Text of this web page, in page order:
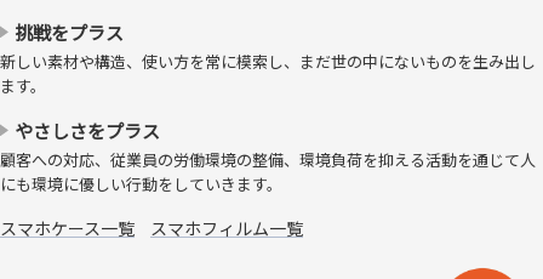
挑戦をプラス
新しい素材や構造、使い方を常に模索し、まだ世の中にないものを生み出し
ます。
やさしさをプラス
顧客への対応、従業員の労働環境の整備、環境負荷を抑える活動を通じて人
にも環境に優しい行動をしていきます。
スマホケース一覧 スマホフィルム一覧